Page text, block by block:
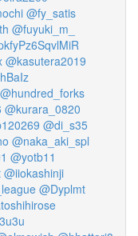
@fy_satis
@fuyuki_m_
@kasutera2019
@hundred_forks
@kurara_0820
@di_s35
@naka_aki_spl
@yotb11
@iiokashinji
@Dyplmt